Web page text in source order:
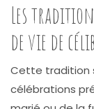
Les
de vie de
Cette tradition
célébrations